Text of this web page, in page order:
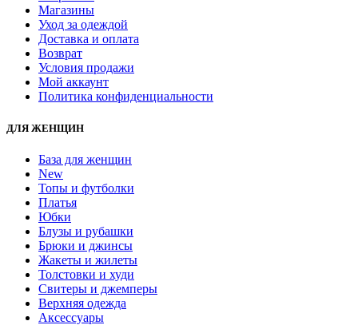
Магазины
Уход за одеждой
Доставка и оплата
Возврат
Условия продажи
Мой аккаунт
Политика конфиденциальности
ДЛЯ ЖЕНЩИН
База для женщин
New
Топы и футболки
Платья
Юбки
Блузы и рубашки
Брюки и джинсы
Жакеты и жилеты
Толстовки и худи
Свитеры и джемперы
Верхняя одежда
Аксессуары